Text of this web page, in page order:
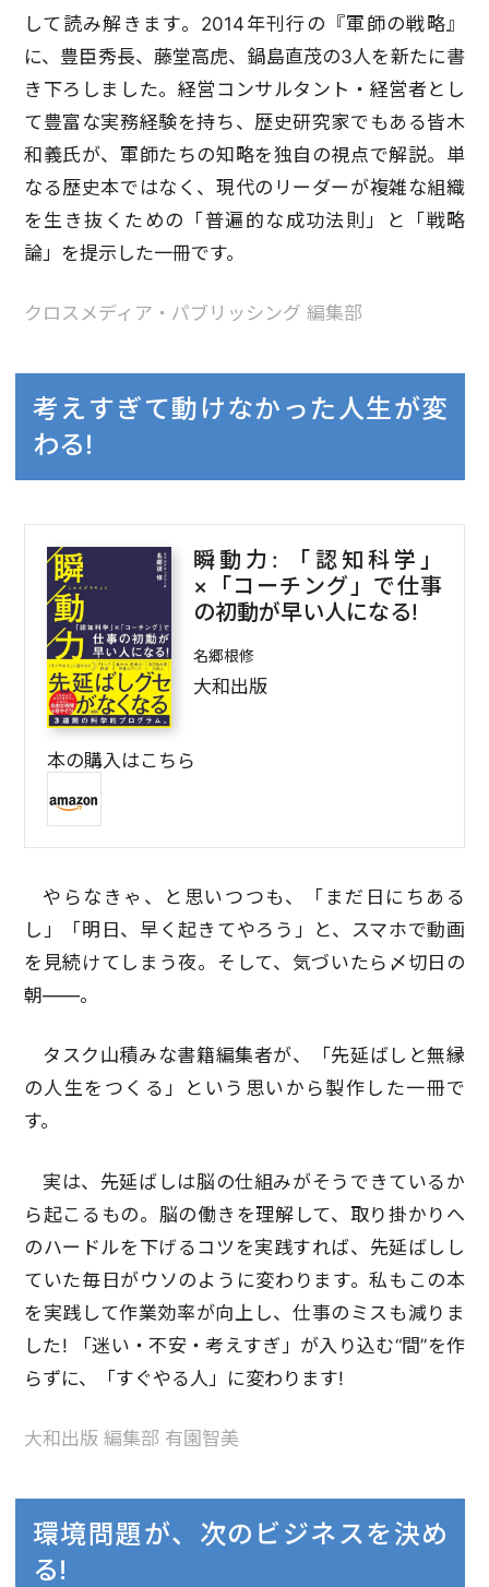
して読み解きます。2014年刊行の『軍師の戦略』
に、豊臣秀長、藤堂高虎、鍋島直茂の3人を新たに書
き下ろしました。経営コンサルタント・経営者とし
て豊富な実務経験を持ち、歴史研究家でもある皆木
和義氏が、軍師たちの知略を独自の視点で解説。単
なる歴史本ではなく、現代のリーダーが複雑な組織
を生き抜くための「普遍的な成功法則」と「戦略
論」を提示した一冊です。
クロスメディア・パブリッシング 編集部
考えすぎて動けなかった人生が変
わる!
瞬動力: 「認知科学」
×「コーチング」で仕事
の初動が早い人になる!
名郷根修
大和出版
本の購入はこちら
やらなきゃ、と思いつつも、「まだ日にちある
し」「明日、早く起きてやろう」と、スマホで動画
を見続けてしまう夜。そして、気づいたら〆切日の
朝――。
タスク山積みな書籍編集者が、「先延ばしと無縁
の人生をつくる」という思いから製作した一冊で
す。
実は、先延ばしは脳の仕組みがそうできているか
ら起こるもの。脳の働きを理解して、取り掛かりへ
のハードルを下げるコツを実践すれば、先延ばしし
ていた毎日がウソのように変わります。私もこの本
を実践して作業効率が向上し、仕事のミスも減りま
した! 「迷い・不安・考えすぎ」が入り込む“間”を作
らずに、「すぐやる人」に変わります!
大和出版 編集部 有園智美
環境問題が、次のビジネスを決め
る!